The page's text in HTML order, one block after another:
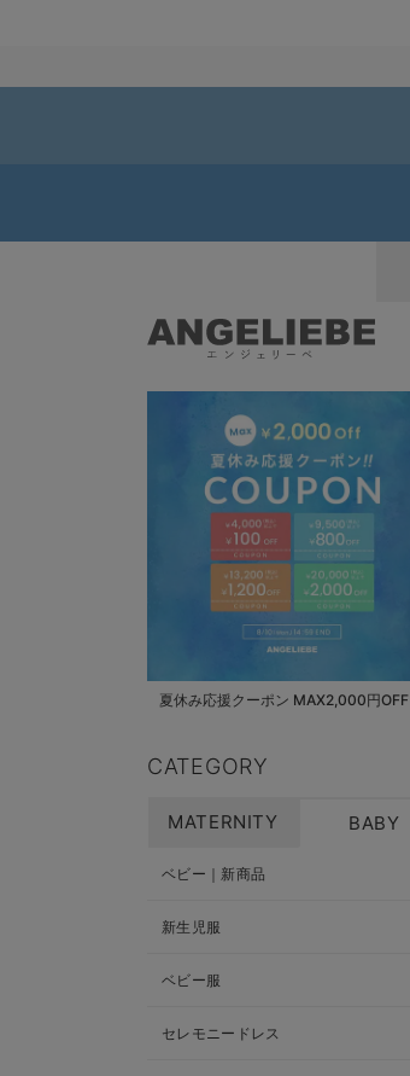
夏休み応援クーポン MAX2,000円OFF
CATEGORY
MATERNITY BABY
ベビー｜新商品
新生児服
ベビー服
セレモニードレス